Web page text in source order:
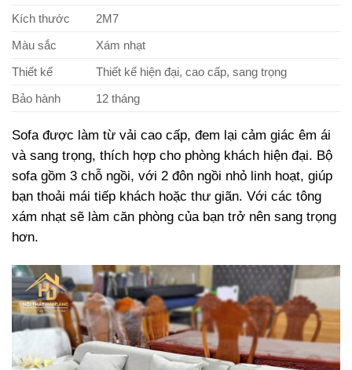
Kích thước
2M7
Màu sắc
Xám nhạt
Thiết kế
Thiết kế hiện đại, cao cấp, sang trọng
Bảo hành
12 tháng
Sofa được làm từ vải cao cấp, đem lại cảm giác êm ái
và sang trọng, thích hợp cho phòng khách hiện đại. Bộ
sofa gồm 3 chỗ ngồi, với 2 đôn ngồi nhỏ linh hoạt, giúp
bạn thoải mái tiếp khách hoặc thư giãn. Với các tông
xám nhạt sẽ làm căn phòng của bạn trở nên sang trọng
hơn.